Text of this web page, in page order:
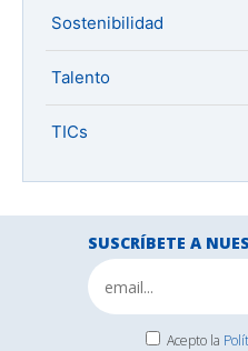
Sostenibilidad
Talento
TICs
SUSCRÍBETE A
Acepto la